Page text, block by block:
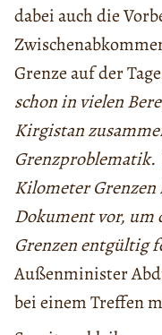
dabei auch die
Grenze auf der
schon in vielen
Kirgistan
Grenzproblematik.
Kilometer
Dokument vor, um
Grenzen entgültig
Außenminister
bei einem Treffen